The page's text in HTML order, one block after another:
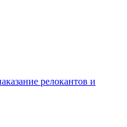
релокантов и